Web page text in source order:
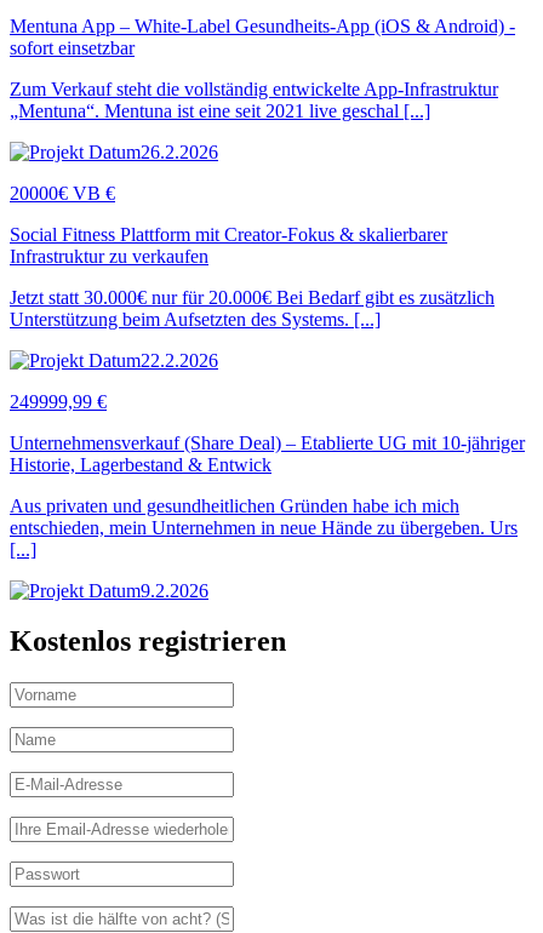
Mentuna App – White-Label Gesundheits-App (iOS & Android) -
sofort einsetzbar
Zum Verkauf steht die vollständig entwickelte App-Infrastruktur
„Mentuna“. Mentuna ist eine seit 2021 live geschal [...]
26.2.2026
20000€ VB €
Social Fitness Plattform mit Creator-Fokus & skalierbarer
Infrastruktur zu verkaufen
Jetzt statt 30.000€ nur für 20.000€ Bei Bedarf gibt es zusätzlich
Unterstützung beim Aufsetzten des Systems. [...]
22.2.2026
249999,99 €
Unternehmensverkauf (Share Deal) – Etablierte UG mit 10-jähriger
Historie, Lagerbestand & Entwick
Aus privaten und gesundheitlichen Gründen habe ich mich
entschieden, mein Unternehmen in neue Hände zu übergeben. Urs
[...]
9.2.2026
Kostenlos registrieren